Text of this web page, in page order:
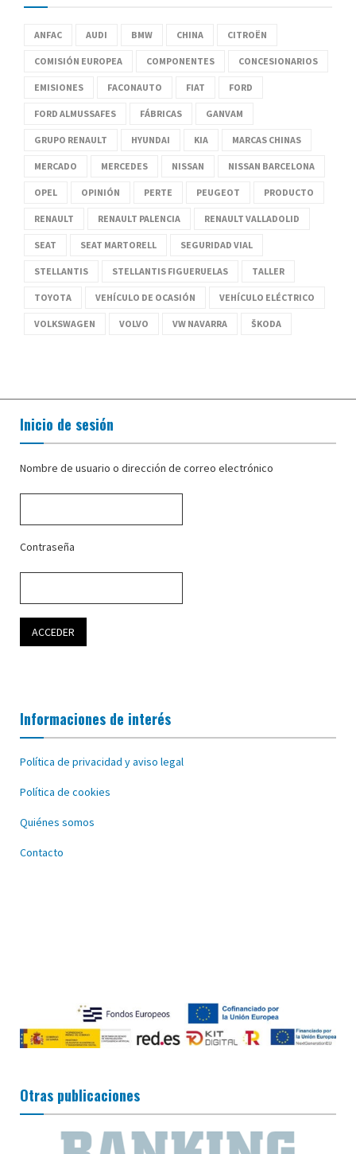
ANFAC AUDI BMW CHINA CITROËN
COMISIÓN EUROPEA COMPONENTES CONCESIONARIOS
EMISIONES FACONAUTO FIAT FORD
FORD ALMUSSAFES FÁBRICAS GANVAM
GRUPO RENAULT HYUNDAI KIA MARCAS CHINAS
MERCADO MERCEDES NISSAN NISSAN BARCELONA
OPEL OPINIÓN PERTE PEUGEOT PRODUCTO
RENAULT RENAULT PALENCIA RENAULT VALLADOLID
SEAT SEAT MARTORELL SEGURIDAD VIAL
STELLANTIS STELLANTIS FIGUERUELAS TALLER
TOYOTA VEHÍCULO DE OCASIÓN VEHÍCULO ELÉCTRICO
VOLKSWAGEN VOLVO VW NAVARRA ŠKODA
Inicio de sesión
Nombre de usuario o dirección de correo electrónico
Contraseña
Informaciones de interés
Política de privacidad y aviso legal
Política de cookies
Quiénes somos
Contacto
Otras publicaciones